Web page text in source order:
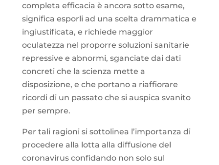
completa efficacia è ancora sotto esame,
significa esporli ad una scelta drammatica e
ingiustificata, e richiede maggior
oculatezza nel proporre soluzioni sanitarie
repressive e abnormi, sganciate dai dati
concreti che la scienza mette a
disposizione, e che portano a riaffiorare
ricordi di un passato che si auspica svanito
per sempre.
Per tali ragioni si sottolinea l’importanza di
procedere alla lotta alla diffusione del
coronavirus confidando non solo sul